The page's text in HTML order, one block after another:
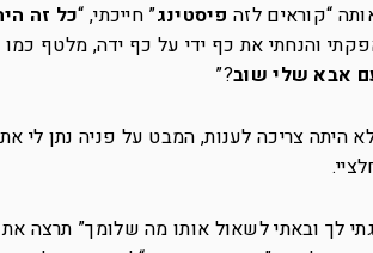
“קוראים לזה פיסטינג” חייכתי, “כל זה
והנחתי את כף ידי על כף ידה, מלטף
אבא שלי שוב?”
היתה צריכה לענות, המבט על פניה נתן לי
לך ובאתי לשאול אותו מה שלומך” תרצה